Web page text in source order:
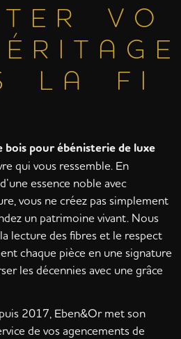
T E R V O
R I T A G E
L A F I
bois pour ébénisterie de luxe
qui vous ressemble. En
essence noble avec
vous ne créez pas simplement
un patrimoine vivant. Nous
lecture des fibres et le respect
chaque pièce en une signature
les décennies avec une grâce
2017, Eben&Or met son
de vos agencements de